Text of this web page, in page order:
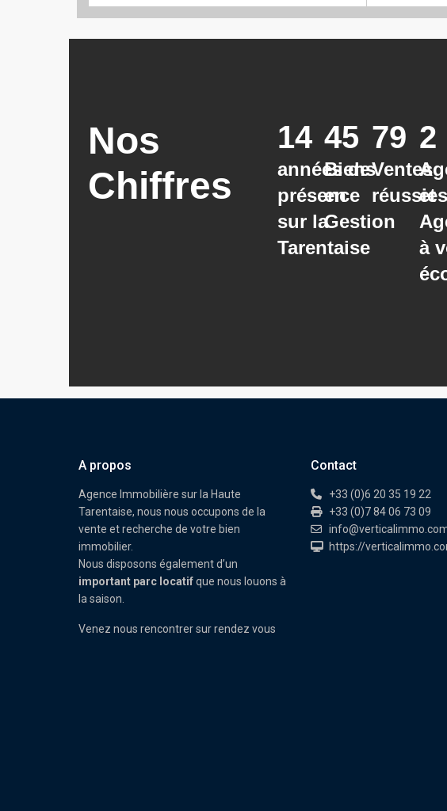
Nos
Chiffres
années de
présence
sur la
Tarentaise
14
Biens
en
Gestion
45
Ventes
réussies
79
et
à
2
A propos
Agence Immobilière sur la Haute
Tarentaise, nous nous occupons de la
vente et recherche de votre bien
immobilier.
Nous disposons également d’un
important parc locatifque nous louons à
la saison.
Venez nous rencontrer sur rendez vous
Contact
+33 (0)6 20 35 19 22
+33 (0)7 84 06 73 09
https://